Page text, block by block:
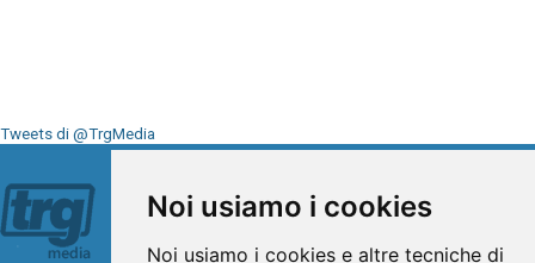
Noi usiamo i cookies
Noi usiamo i cookies e altre tecniche di
Tweets di @TrgMedia